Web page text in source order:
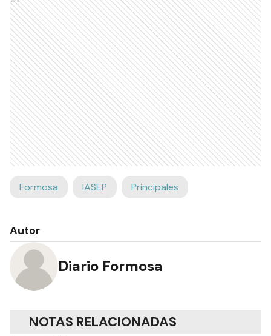
Formosa IASEP Principales
Autor
Diario Formosa
NOTAS RELACIONADAS